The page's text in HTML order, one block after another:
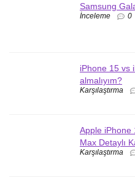
Samsung
İnceleme 0
iPhone 15 vs
almalıyım?
Karşılaştırma
Apple iPhone
Max Detaylı
Karşılaştırma